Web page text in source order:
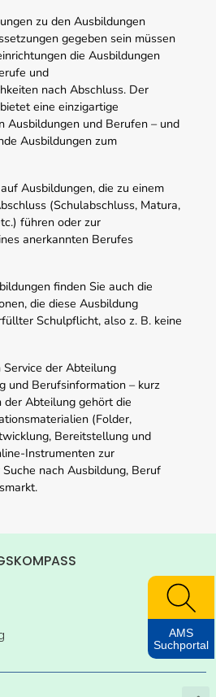
zu den Ausbildungen
gegeben sein müssen
die Ausbildungen
und
nach Abschluss. Der
eine einzigartige
Ausbildungen und Berufen – und
Ausbildungen zum
Ausbildungen, die zu einem
(Schulabschluss, Matura,
führen oder zur
anerkannten Berufes
finden Sie auch die
die diese Ausbildung
Schulpflicht, also z. B. keine
der Abteilung
und Berufsinformation – kurz
der Abteilung gehört die
(Folder,
Bereitstellung und
Instrumenten zur
nach Ausbildung, Beruf
AMS
Suchportal